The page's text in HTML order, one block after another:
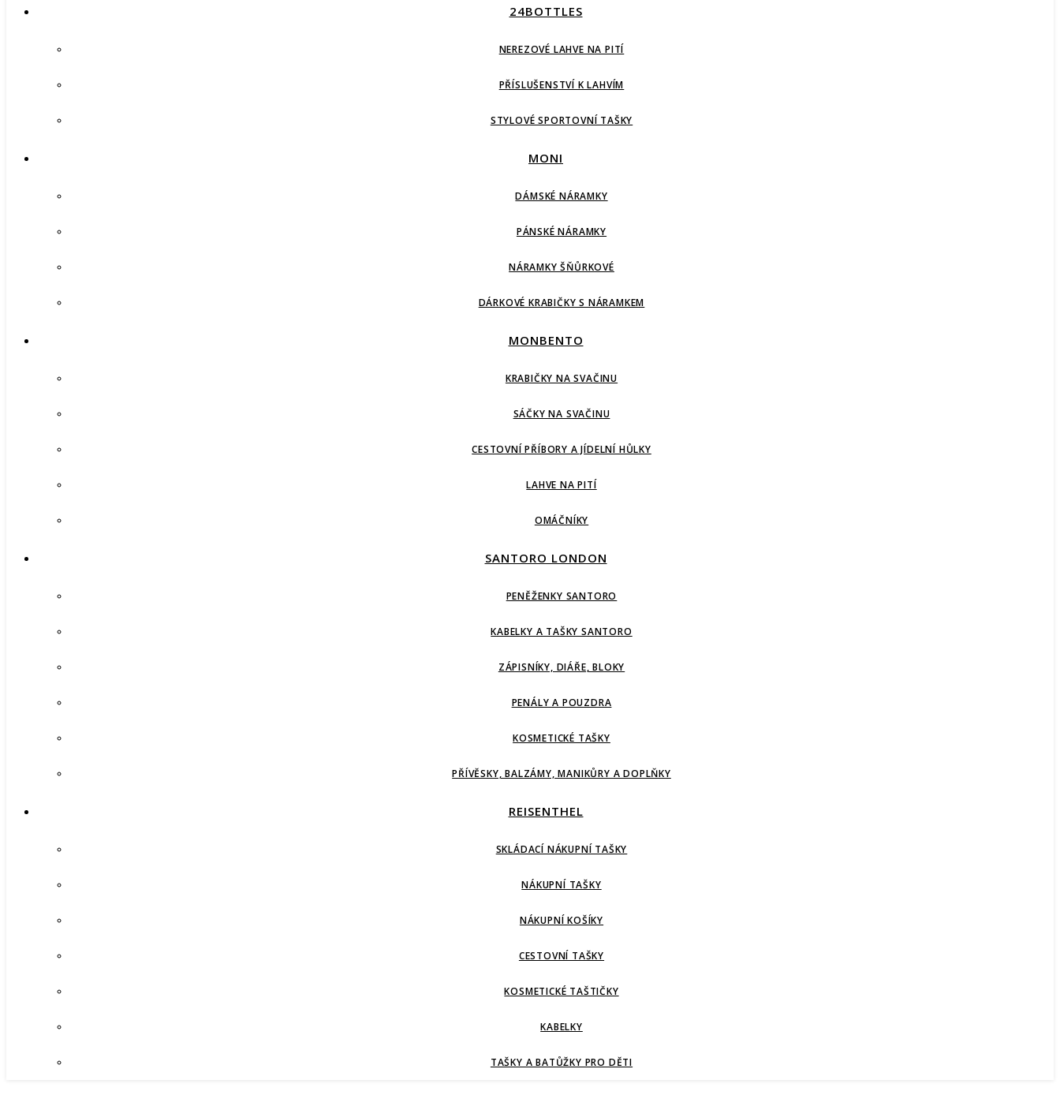
24BOTTLES
NEREZOVÉ LAHVE NA PITÍ
PŘÍSLUŠENSTVÍ K LAHVÍM
STYLOVÉ SPORTOVNÍ TAŠKY
MONI
DÁMSKÉ NÁRAMKY
PÁNSKÉ NÁRAMKY
NÁRAMKY ŠŇŮRKOVÉ
DÁRKOVÉ KRABIČKY S NÁRAMKEM
MONBENTO
KRABIČKY NA SVAČINU
SÁČKY NA SVAČINU
CESTOVNÍ PŘÍBORY A JÍDELNÍ HŮLKY
LAHVE NA PITÍ
OMÁČNÍKY
SANTORO LONDON
PENĚŽENKY SANTORO
KABELKY A TAŠKY SANTORO
ZÁPISNÍKY, DIÁŘE, BLOKY
PENÁLY A POUZDRA
KOSMETICKÉ TAŠKY
PŘÍVĚSKY, BALZÁMY, MANIKŮRY A DOPLŇKY
REISENTHEL
SKLÁDACÍ NÁKUPNÍ TAŠKY
NÁKUPNÍ TAŠKY
NÁKUPNÍ KOŠÍKY
CESTOVNÍ TAŠKY
KOSMETICKÉ TAŠTIČKY
KABELKY
TAŠKY A BATŮŽKY PRO DĚTI